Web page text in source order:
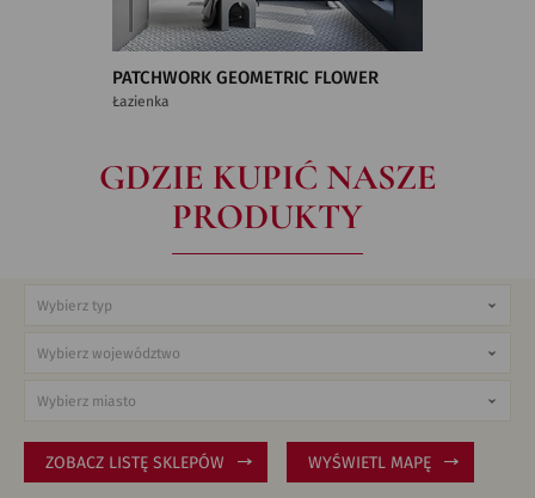
PATCHWORK GEOMETRIC FLOWER
Łazienka
GDZIE KUPIĆ NASZE
PRODUKTY
ZOBACZ LISTĘ SKLEPÓW WYŚWIETL MAPĘ